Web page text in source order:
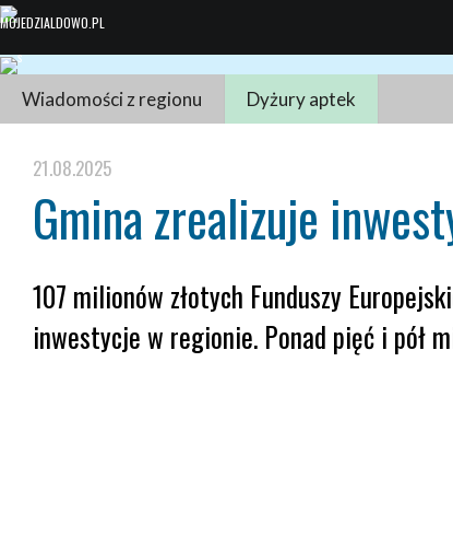
Wiadomości z regionu Dyżury aptek
21.08.2025
Gmina zrealizuje
107 milionów złotych Funduszy
inwestycje w regionie. Ponad pięć i pół